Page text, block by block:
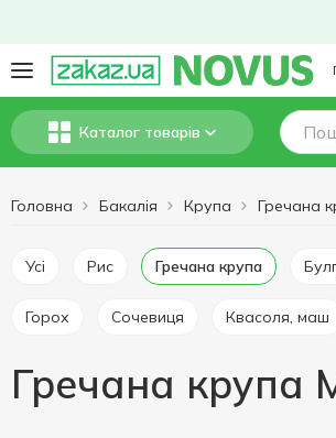
Каталог товарів
Головна Бакалія Крупа Гречана
Усі Рис Гречана крупа
Горох Сочевиця Квасоля, маш
Гречана крупа